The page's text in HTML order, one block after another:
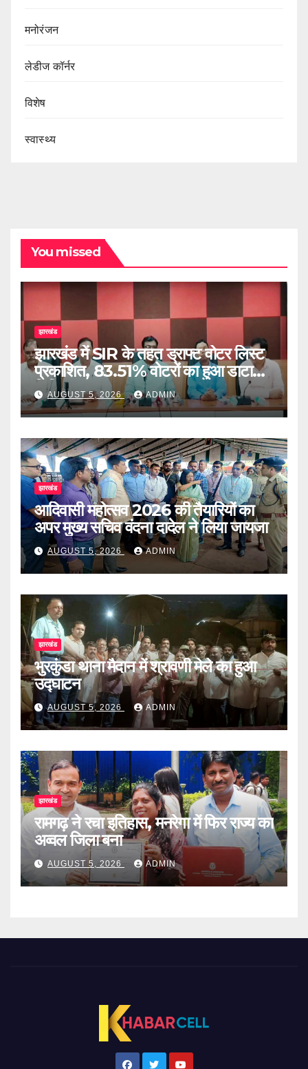
मनोरंजन
लेडीज कॉर्नर
विशेष
स्वास्थ्य
You missed
झारखंड
झारखंड में SIR के तहत ड्राफ्ट वोटर लिस्ट
प्रकाशित, 83.51% वोटरों का हुआ डाटा
डिजिटाइज
AUGUST 5, 2026 ADMIN
झारखंड
आदिवासी महोत्सव 2026 की तैयारियों का
अपर मुख्य सचिव वंदना दादेल ने लिया जायजा
AUGUST 5, 2026 ADMIN
झारखंड
भुरकुंडा थाना मैदान में श्रावणी मेले का हुआ
उद्घाटन
AUGUST 5, 2026 ADMIN
झारखंड
रामगढ़ ने रचा इतिहास, मनरेगा में फिर राज्य का
अव्वल जिला बना
AUGUST 5, 2026 ADMIN